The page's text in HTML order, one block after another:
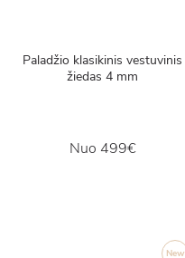
Paladžio klasikinis vestuvinis
žiedas 4 mm
Nuo 499€
New